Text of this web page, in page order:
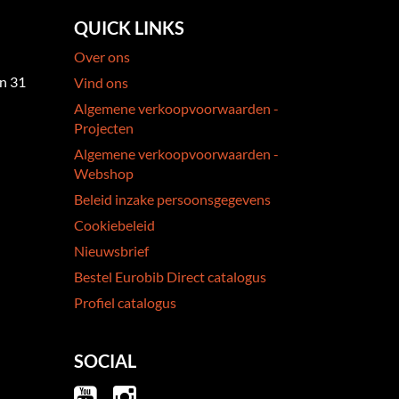
31
QUICK LINKS
Over ons
Vind ons
Algemene verkoopvoorwaarden -
Projecten
Algemene verkoopvoorwaarden -
Webshop
Beleid inzake persoonsgegevens
Cookiebeleid
Nieuwsbrief
Bestel Eurobib Direct catalogus
Profiel catalogus
SOCIAL